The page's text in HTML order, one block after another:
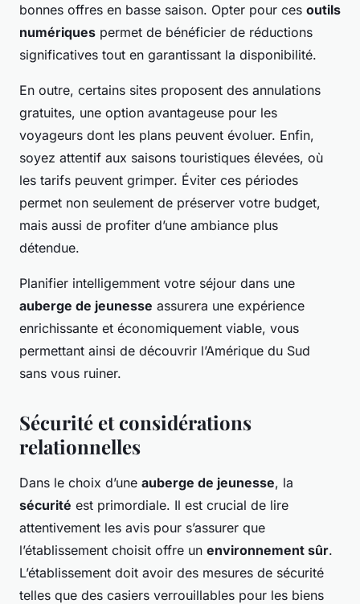
bonnes offres en basse saison. Opter pour ces outils
numériques permet de bénéficier de réductions
significatives tout en garantissant la disponibilité.
En outre, certains sites proposent des annulations
gratuites, une option avantageuse pour les
voyageurs dont les plans peuvent évoluer. Enfin,
soyez attentif aux saisons touristiques élevées, où
les tarifs peuvent grimper. Éviter ces périodes
permet non seulement de préserver votre budget,
mais aussi de profiter d’une ambiance plus
détendue.
Planifier intelligemment votre séjour dans une
auberge de jeunesse assurera une expérience
enrichissante et économiquement viable, vous
permettant ainsi de découvrir l’Amérique du Sud
sans vous ruiner.
Sécurité et considérations
relationnelles
Dans le choix d’une auberge de jeunesse, la
sécurité est primordiale. Il est crucial de lire
attentivement les avis pour s’assurer que
l’établissement choisit offre un environnement sûr.
L’établissement doit avoir des mesures de sécurité
telles que des casiers verrouillables pour les biens